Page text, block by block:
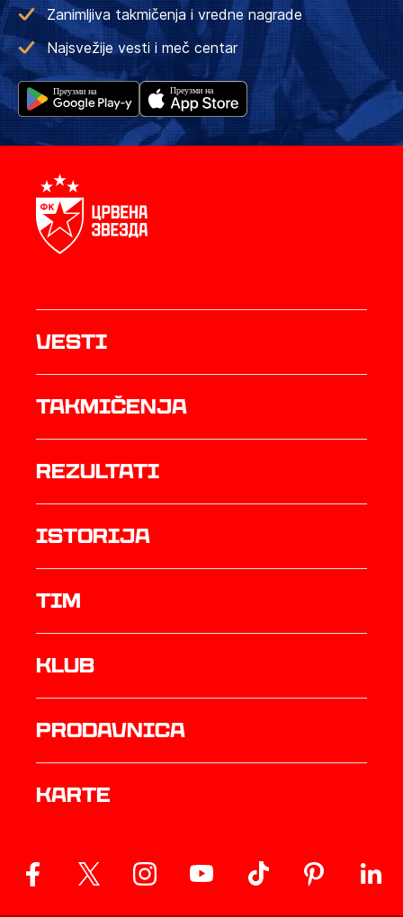
Zanimljiva takmičenja i vredne nagrade
Najsvežije vesti i meč centar
Vesti
Takmičenja
rezultati
istorija
TIM
Klub
prodavnica
Karte